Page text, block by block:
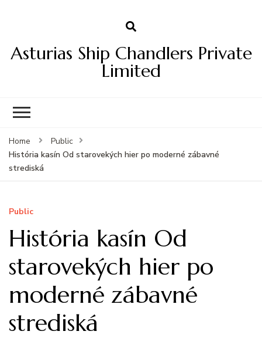
Asturias Ship Chandlers Private
Limited
Home
Public
História kasín Od starovekých hier po moderné zábavné
strediská
Public
História kasín Od
starovekých hier po
moderné zábavné
strediská